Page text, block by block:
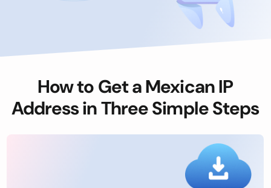
How to Get a Mexican IP
Address in Three Simple Steps